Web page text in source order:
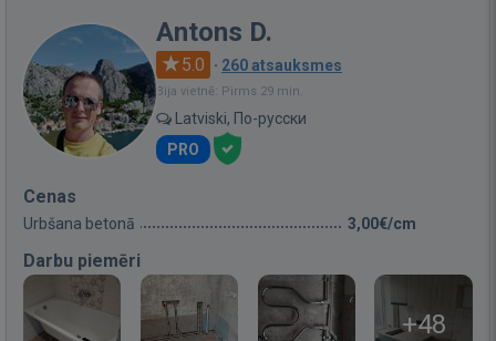
Antons D.
5.0 · 260 atsauksmes
Bija vietnē: Pirms 29 min.
Latviski, По-русски
PRO
Cenas
Urbšana betonā 3,00€/cm
Darbu piemēri
+48